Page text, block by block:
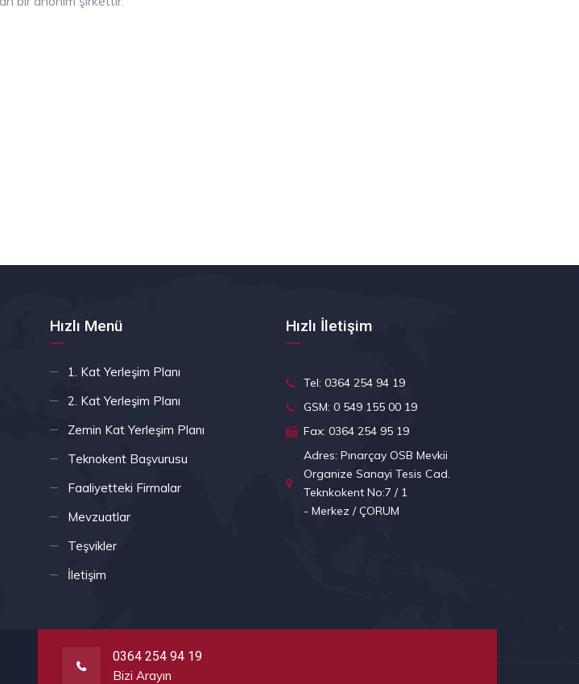
Hızlı Menü
1. Kat Yerleşim Planı
2. Kat Yerleşim Planı
Zemin Kat Yerleşim Planı
Teknokent Başvurusu
Faaliyetteki Firmalar
Mevzuatlar
Teşvikler
İletişim
Hızlı İletişim
Tel: 0364 254 94 19
GSM: 0 549 155 00 19
Fax: 0364 254 95 19
Adres: Pınarçay OSB Mevkii
Organize Sanayi Tesis Cad.
Teknkokent No:7 / 1
- Merkez / ÇORUM
0364 254 94 19
Bizi Arayın